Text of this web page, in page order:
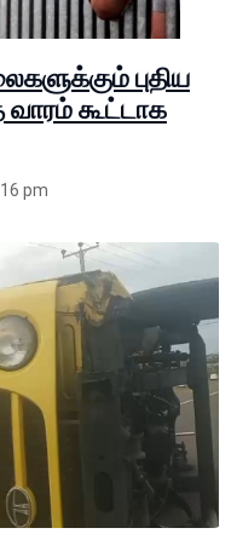
புதிய
வாரம் கூட்டாக
pm